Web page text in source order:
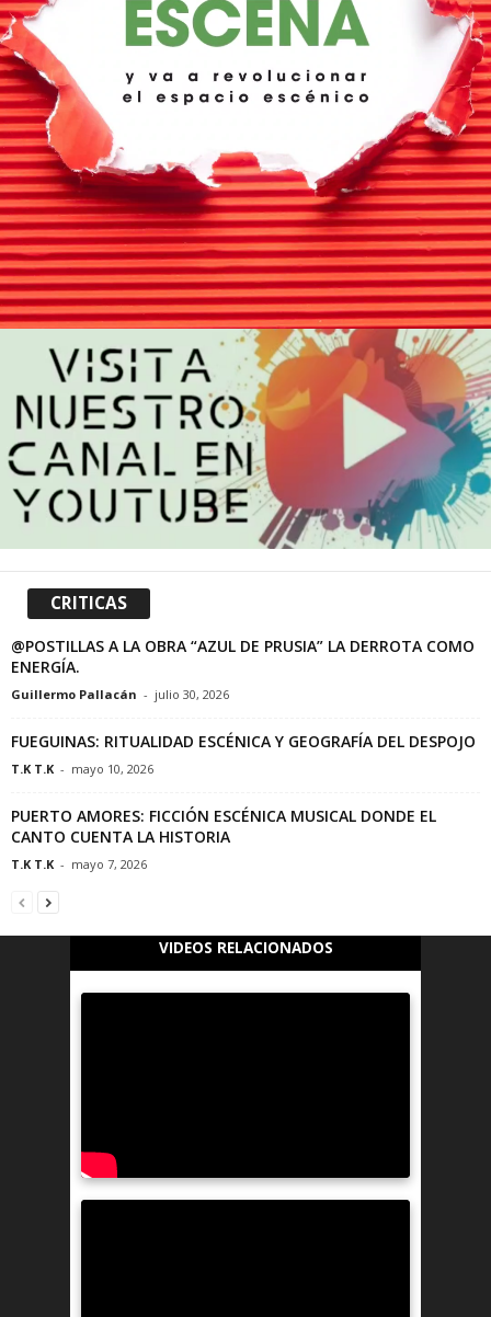
CRITICAS
@POSTILLAS A LA OBRA “AZUL DE PRUSIA” LA DERROTA COMO
ENERGÍA.
Guillermo Pallacán - julio 30, 2026
FUEGUINAS: RITUALIDAD ESCÉNICA Y GEOGRAFÍA DEL DESPOJO
T.K T.K - mayo 10, 2026
PUERTO AMORES: FICCIÓN ESCÉNICA MUSICAL DONDE EL
CANTO CUENTA LA HISTORIA
T.K T.K - mayo 7, 2026
VIDEOS RELACIONADOS